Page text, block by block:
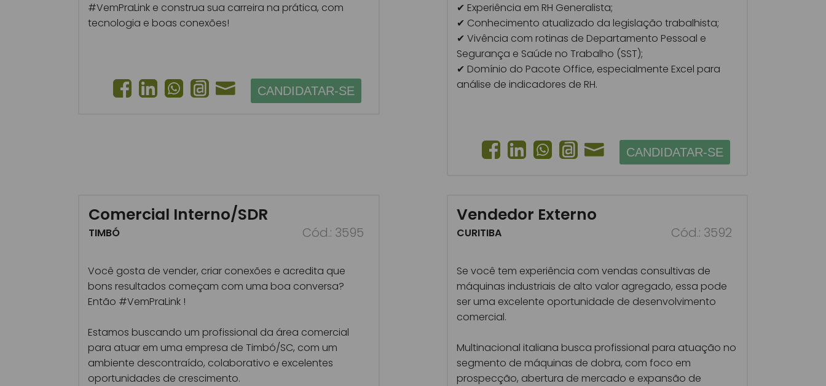
#VemPraLink e construa sua carreira na prática, com
tecnologia e boas conexões!
CANDIDATAR-SE
✔ Experiência em RH Generalista;
✔ Conhecimento atualizado da legislação trabalhista;
✔ Vivência com rotinas de Departamento Pessoal e
Segurança e Saúde no Trabalho (SST);
✔ Domínio do Pacote Office, especialmente Excel para
análise de indicadores de RH.
CANDIDATAR-SE
Comercial Interno/SDR
TIMBÓ Cód.: 3595
Você gosta de vender, criar conexões e acredita que
bons resultados começam com uma boa conversa?
Então #VemPraLink !
Estamos buscando um profissional da área comercial
para atuar em uma empresa de Timbó/SC, com um
ambiente descontraído, colaborativo e excelentes
oportunidades de crescimento.
Vendedor Externo
CURITIBA Cód.: 3592
Se você tem experiência com vendas consultivas de
máquinas industriais de alto valor agregado, essa pode
ser uma excelente oportunidade de desenvolvimento
comercial.
Multinacional italiana busca profissional para atuação no
segmento de máquinas de dobra, com foco em
prospecção, abertura de mercado e expansão de